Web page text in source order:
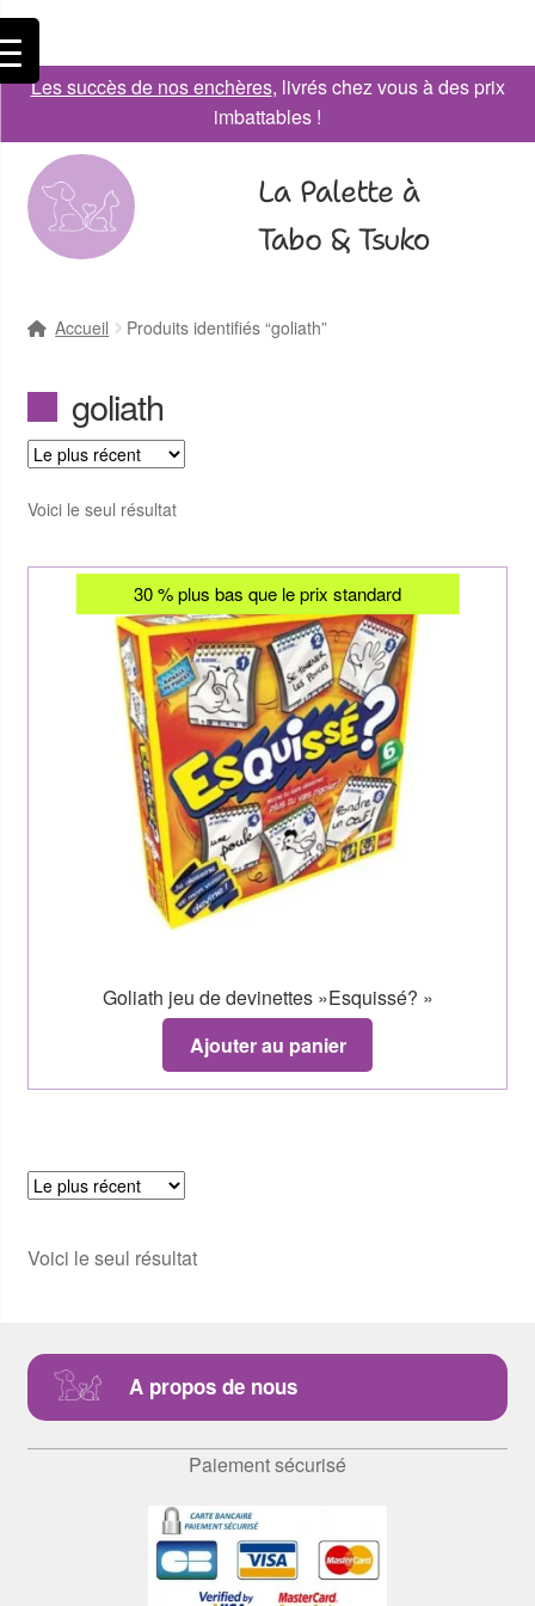
Les succès de nos enchères, livrés chez vous à des prix
imbattables !
La Palette à
Tabo & Tsuko
Accueil Produits identifiés “goliath”
goliath
Voici le seul résultat
30 % plus bas que le prix standard
Goliath jeu de devinettes »Esquissé? »
Ajouter au panier
Voici le seul résultat
A propos de nous
Paiement sécurisé